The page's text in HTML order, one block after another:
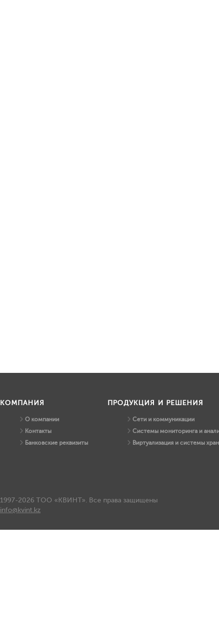
КОМПАНИЯ
О компании
Контакты
Банковские реквизиты
ПРОДУКЦИЯ И РЕШЕНИЯ
Сети и коммуникации
Системы мониторинга и
Виртуализация и системы
1997-2026 ТОО «КВИНТ». Все права защищены
info@kvint.kz